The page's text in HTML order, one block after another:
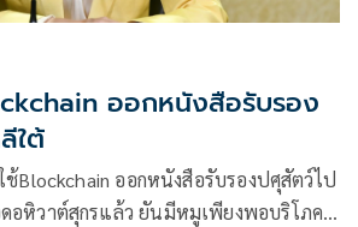
ออกหนังสือรับรอง
ใต้
ช้Blockchain ออกหนังสือรับรองปศุสัตว์ไป
อหิวาต์สุกรแล้ว ยันมีหมูเพียงพอบริโภค